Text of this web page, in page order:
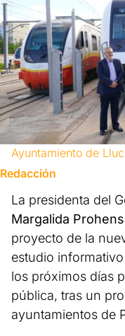
Ayuntamiento de
Redacción
La presidenta del
Margalida Prohens
proyecto de la
estudio
los próximos días
pública, tras un
ayuntamientos de